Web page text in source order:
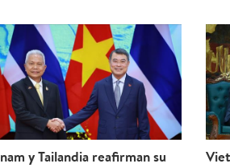
y Tailandia reafirman su